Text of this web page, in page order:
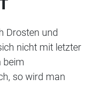
Drosten und
nicht mit letzter
beim
so wird man